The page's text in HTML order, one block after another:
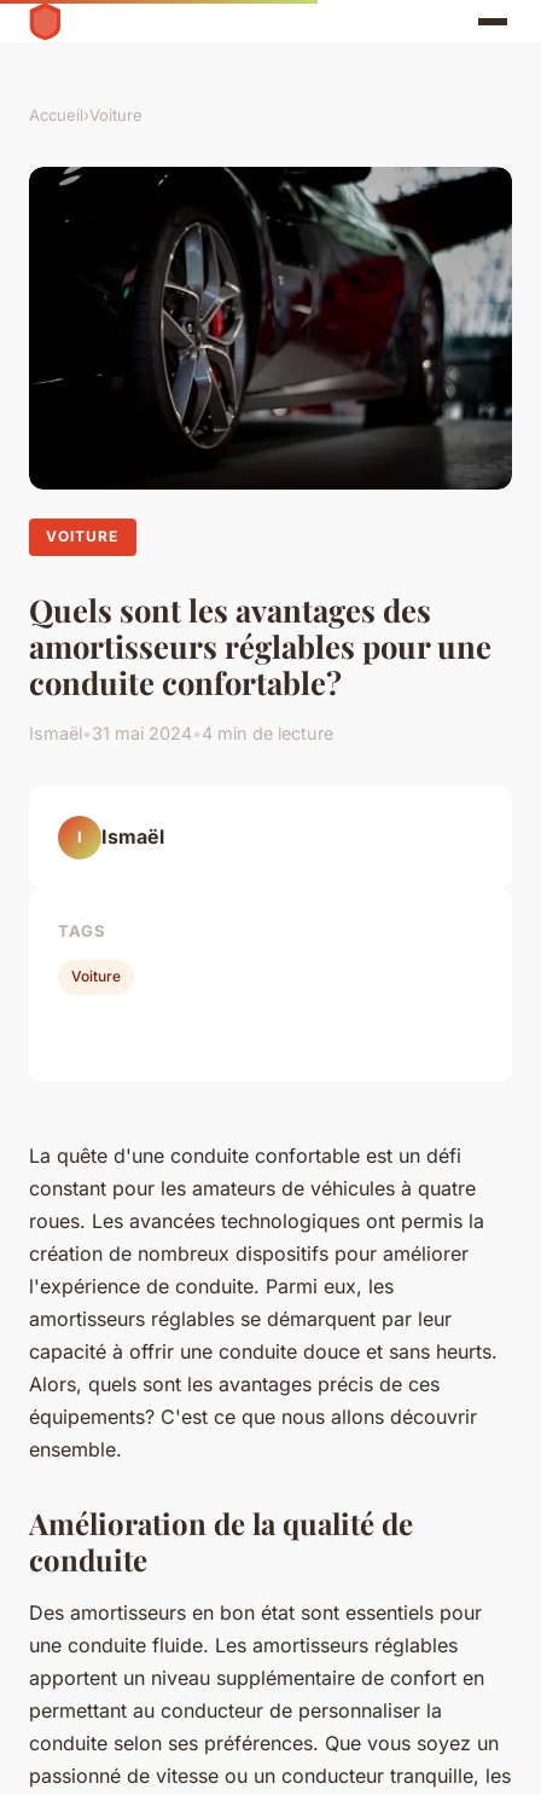
Accueil›Voiture
VOITURE
Quels sont les avantages des
amortisseurs réglables pour une
conduite confortable?
Ismaël•31 mai 2024•4 min de lecture
La quête d'une conduite confortable est un défi
constant pour les amateurs de véhicules à quatre
roues. Les avancées technologiques ont permis la
création de nombreux dispositifs pour améliorer
l'expérience de conduite. Parmi eux, les
amortisseurs réglables se démarquent par leur
capacité à offrir une conduite douce et sans heurts.
Alors, quels sont les avantages précis de ces
équipements? C'est ce que nous allons découvrir
ensemble.
Amélioration de la qualité de
conduite
Des amortisseurs en bon état sont essentiels pour
une conduite fluide. Les amortisseurs réglables
apportent un niveau supplémentaire de confort en
permettant au conducteur de personnaliser la
conduite selon ses préférences. Que vous soyez un
passionné de vitesse ou un conducteur tranquille, les
I Ismaël
TAGS
Voiture